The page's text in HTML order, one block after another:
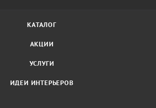
КАТАЛОГ
АКЦИИ
УСЛУГИ
ИДЕИ ИНТЕРЬЕРОВ